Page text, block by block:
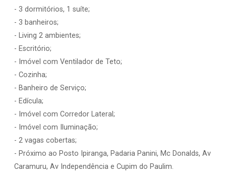
- 3 dormitórios, 1 suíte;
- 3 banheiros;
- Living 2 ambientes;
- Escritório;
- Imóvel com Ventilador de Teto;
- Cozinha;
- Banheiro de Serviço;
- Edícula;
- Imóvel com Corredor Lateral;
- Imóvel com Iluminação;
- 2 vagas cobertas;
- Próximo ao Posto Ipiranga, Padaria Panini, Mc Donalds, Av
Caramuru, Av Independência e Cupim do Paulim.